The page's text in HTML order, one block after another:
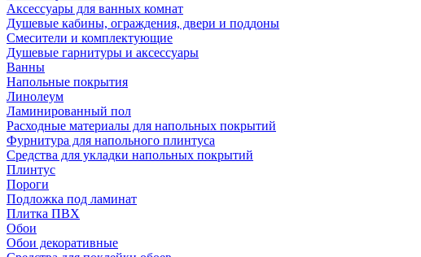
Аксессуары для ванных комнат
Душевые кабины, ограждения, двери и поддоны
Смесители и комплектующие
Душевые гарнитуры и аксессуары
Ванны
Напольные покрытия
Линолеум
Ламинированный пол
Расходные материалы для напольных покрытий
Фурнитура для напольного плинтуса
Средства для укладки напольных покрытий
Плинтус
Пороги
Подложка под ламинат
Плитка ПВХ
Обои
Обои декоративные